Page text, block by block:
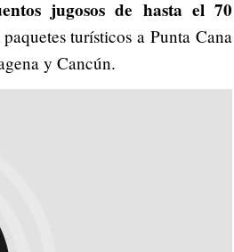
jugosos de hasta el 70
turísticos a Punta Cana
y Cancún.